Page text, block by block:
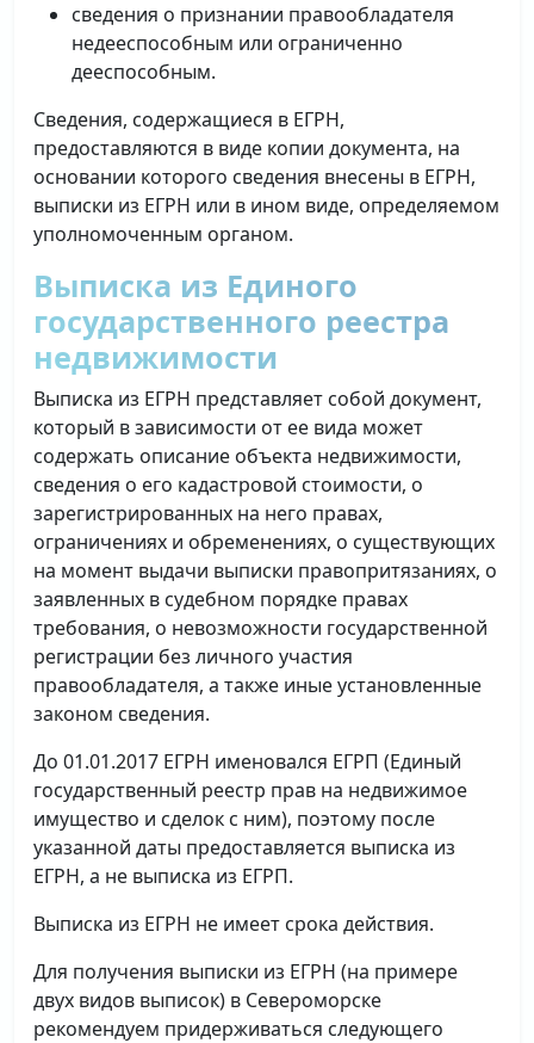
сведения о признании правообладателя
недееспособным или ограниченно
дееспособным.
Сведения, содержащиеся в ЕГРН,
предоставляются в виде копии документа, на
основании которого сведения внесены в ЕГРН,
выписки из ЕГРН или в ином виде, определяемом
уполномоченным органом.
Выписка из Единого
государственного реестра
недвижимости
Выписка из ЕГРН представляет собой документ,
который в зависимости от ее вида может
содержать описание объекта недвижимости,
сведения о его кадастровой стоимости, о
зарегистрированных на него правах,
ограничениях и обременениях, о существующих
на момент выдачи выписки правопритязаниях, о
заявленных в судебном порядке правах
требования, о невозможности государственной
регистрации без личного участия
правообладателя, а также иные установленные
законом сведения.
До 01.01.2017 ЕГРН именовался ЕГРП (Единый
государственный реестр прав на недвижимое
имущество и сделок с ним), поэтому после
указанной даты предоставляется выписка из
ЕГРН, а не выписка из ЕГРП.
Выписка из ЕГРН не имеет срока действия.
Для получения выписки из ЕГРН (на примере
двух видов выписок) в Североморске
рекомендуем придерживаться следующего